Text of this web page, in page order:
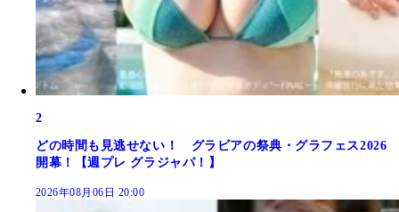
2
どの時間も見逃せない！ グラビアの祭典・グラフェス2026
開幕！【週プレ グラジャパ！】
2026年08月06日 20:00